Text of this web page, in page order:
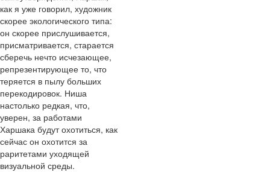
как я уже говорил, художник
скорее экологического типа:
он скорее прислушивается,
присматривается, старается
сберечь нечто исчезающее,
репрезентирующее то, что
теряется в пылу больших
перекодировок. Ниша
настолько редкая, что,
уверен, за работами
Харшака будут охотиться, как
сейчас он охотится за
раритетами уходящей
визуальной среды.